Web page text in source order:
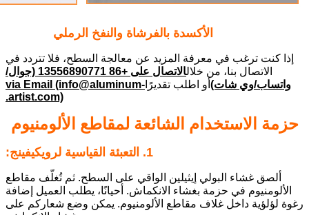
الأكسدة بالفرشاة والنفخ الرملي
إذا كنت ترغب في معرفة المزيد عن معالجة السطح، فلا تتردد في
الاتصال بنا، من خلال
الاتصال على +86 13556890771 (جوال/
واتساب/وي شات) أو اطلب تقديرًا via Email (info@aluminum-
artist.com).
حزمة الاستخدام الشائعة لمقاطع الألومنيوم
1. التعبئة القياسية لرويكيفينج:
ألصق غشاء البولي إيثيلين الواقي على السطح. ثم تُغلّف مقاطع
الألومنيوم في حزمة بغشاء الانكماش. أحيانًا، يطلب العميل إضافة
رغوة لؤلؤية داخل غلاف مقاطع الألومنيوم. يمكن وضع شعاركم على